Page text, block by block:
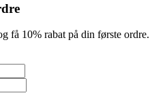
få 10% rabat på din første ordre.